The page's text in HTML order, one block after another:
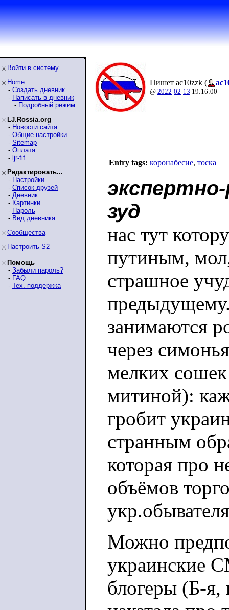
Войти в систему
Home
- Создать дневник
- Написать в дневник
- Подробный режим
LJ.Rossia.org
- Новости сайта
- Общие настройки
- Sitemap
- Оплата
- ljr-fif
Редактировать...
- Настройки
- Список друзей
- Дневник
- Картинки
- Пароль
- Вид дневника
Сообщества
Настроить S2
Помощь
- Забыли пароль?
- FAQ
- Тех. поддержка
Пишет ac10zzk (
@ 2022-02-13 19:16:00
Entry tags: коронабесие, тоска
зуд
нас тут
путиным,
страшное
занимаются
через
мелких
митиной):
гробит
странным
которая про
объёмов
Можно
украинские
блогеры (Б-я,